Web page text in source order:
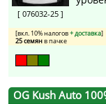
[ 076032-25 ]
[вкл. 10% налогов+ доставка]
25 семянв пачке
OG Kush Auto